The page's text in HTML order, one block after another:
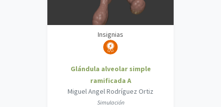
Insignias
Glándula alveolar simple
ramificada A
Miguel Angel Rodríguez Ortiz
Simulación